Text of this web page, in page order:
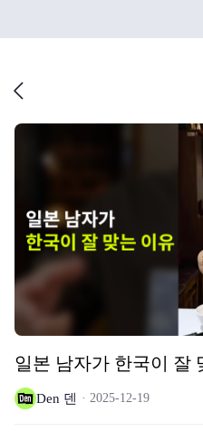
일본 남자가 한국이 잘
Den 덴 2025-12-19